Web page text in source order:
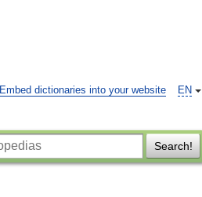
EN
Embed dictionaries into your website
Search!